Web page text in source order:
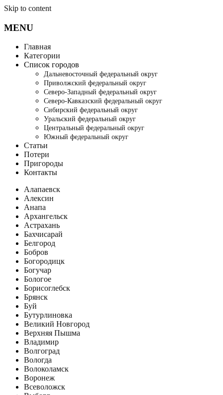
Skip to content
MENU
Главная
Категории
Список городов
Дальневосточный федеральный округ
Приволжский федеральный округ
Северо-Западный федеральный округ
Северо-Кавказский федеральный округ
Сибирский федеральный округ
Уральский федеральный округ
Центральный федеральный округ
Южный федеральный округ
Статьи
Потери
Пригороды
Контакты
Алапаевск
Алексин
Анапа
Архангельск
Астрахань
Бахчисарай
Белгород
Бобров
Богородицк
Богучар
Бологое
Борисоглебск
Брянск
Буй
Бутурлиновка
Великий Новгород
Верхняя Пышма
Владимир
Волгоград
Вологда
Волоколамск
Воронеж
Всеволожск